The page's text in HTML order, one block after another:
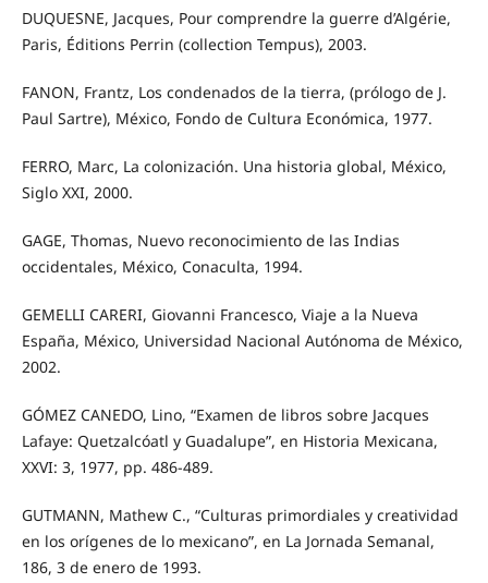
DUQUESNE, Jacques, Pour comprendre la guerre d’Algérie,
Paris, Éditions Perrin (collection Tempus), 2003.
FANON, Frantz, Los condenados de la tierra, (prólogo de J.
Paul Sartre), México, Fondo de Cultura Económica, 1977.
FERRO, Marc, La colonización. Una historia global, México,
Siglo XXI, 2000.
GAGE, Thomas, Nuevo reconocimiento de las Indias
occidentales, México, Conaculta, 1994.
GEMELLI CARERI, Giovanni Francesco, Viaje a la Nueva
España, México, Universidad Nacional Autónoma de México,
2002.
GÓMEZ CANEDO, Lino, “Examen de libros sobre Jacques
Lafaye: Quetzalcóatl y Guadalupe”, en Historia Mexicana,
XXVI: 3, 1977, pp. 486-489.
GUTMANN, Mathew C., “Culturas primordiales y creatividad
en los orígenes de lo mexicano”, en La Jornada Semanal,
186, 3 de enero de 1993.